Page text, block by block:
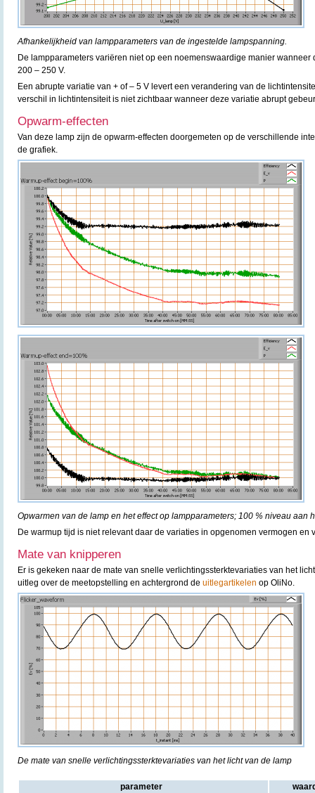
Afhankelijkheid van lampparameters van de ingestelde lampspanning.
De lampparameters variëren niet op een noemenswaardige manier wanneer
200 – 250 V.
Een abrupte variatie van + of – 5 V levert een verandering van de
verschil in lichtintensiteit is niet zichtbaar wanneer deze variatie abrupt
Opwarm-effecten
Van deze lamp zijn de opwarm-effecten doorgemeten op de verschillende
de grafiek.
Opwarmen van de lamp en het effect op lampparameters; 100 % niveau aan
De warmup tijd is niet relevant daar de variaties in opgenomen vermogen en
Mate van knipperen
Er is gekeken naar de mate van snelle verlichtingssterktevariaties van het
uitleg over de meetopstelling en achtergrond de uitlegartikelen op OliNo.
De mate van snelle verlichtingssterktevariaties van het licht van de lamp
parameter